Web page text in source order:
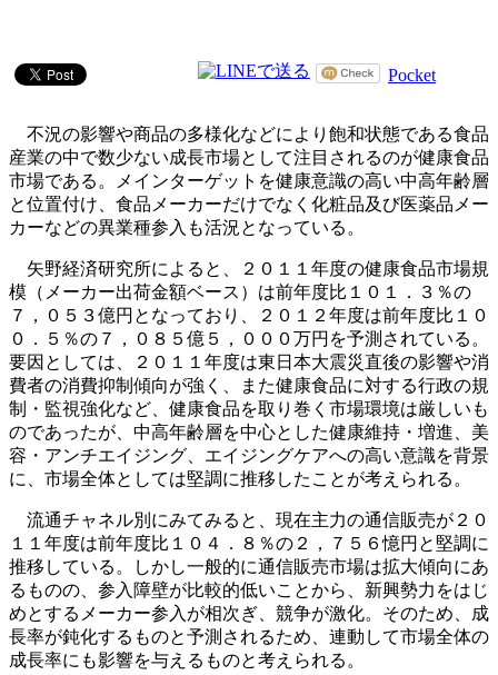
Pocket
不況の影響や商品の多様化などにより飽和状態である食品
産業の中で数少ない成長市場として注目されるのが健康食品
市場である。メインターゲットを健康意識の高い中高年齢層
と位置付け、食品メーカーだけでなく化粧品及び医薬品メー
カーなどの異業種参入も活況となっている。
矢野経済研究所によると、２０１１年度の健康食品市場規
模（メーカー出荷金額ベース）は前年度比１０１．３％の
７，０５３億円となっており、２０１２年度は前年度比１０
０．５％の７，０８５億５，０００万円を予測されている。
要因としては、２０１１年度は東日本大震災直後の影響や消
費者の消費抑制傾向が強く、また健康食品に対する行政の規
制・監視強化など、健康食品を取り巻く市場環境は厳しいも
のであったが、中高年齢層を中心とした健康維持・増進、美
容・アンチエイジング、エイジングケアへの高い意識を背景
に、市場全体としては堅調に推移したことが考えられる。
流通チャネル別にみてみると、現在主力の通信販売が２０
１１年度は前年度比１０４．８％の２，７５６憶円と堅調に
推移している。しかし一般的に通信販売市場は拡大傾向にあ
るものの、参入障壁が比較的低いことから、新興勢力をはじ
めとするメーカー参入が相次ぎ、競争が激化。そのため、成
長率が鈍化するものと予測されるため、連動して市場全体の
成長率にも影響を与えるものと考えられる。